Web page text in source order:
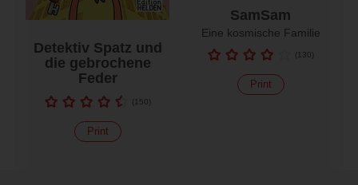
Detektiv Spatz und
die gebrochene
Feder
(150)
Print
SamSam
Eine kosmische Familie
(130)
Print